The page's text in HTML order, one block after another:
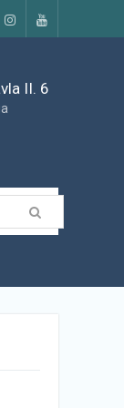
InstagramYouTube
II. 6